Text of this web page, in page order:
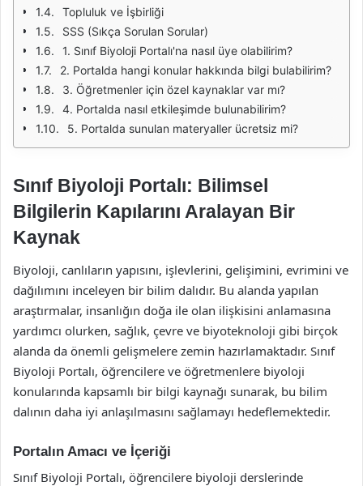
Topluluk ve İşbirliği
SSS (Sıkça Sorulan Sorular)
1. Sınıf Biyoloji Portalı'na nasıl üye olabilirim?
2. Portalda hangi konular hakkında bilgi bulabilirim?
3. Öğretmenler için özel kaynaklar var mı?
4. Portalda nasıl etkileşimde bulunabilirim?
5. Portalda sunulan materyaller ücretsiz mi?
Sınıf Biyoloji Portalı: Bilimsel
Bilgilerin Kapılarını Aralayan Bir
Kaynak
Biyoloji, canlıların yapısını, işlevlerini, gelişimini, evrimini ve
dağılımını inceleyen bir bilim dalıdır. Bu alanda yapılan
araştırmalar, insanlığın doğa ile olan ilişkisini anlamasına
yardımcı olurken, sağlık, çevre ve biyoteknoloji gibi birçok
alanda da önemli gelişmelere zemin hazırlamaktadır. Sınıf
Biyoloji Portalı, öğrencilere ve öğretmenlere biyoloji
konularında kapsamlı bir bilgi kaynağı sunarak, bu bilim
dalının daha iyi anlaşılmasını sağlamayı hedeflemektedir.
Portalın Amacı ve İçeriği
Sınıf Biyoloji Portalı, öğrencilere biyoloji derslerinde